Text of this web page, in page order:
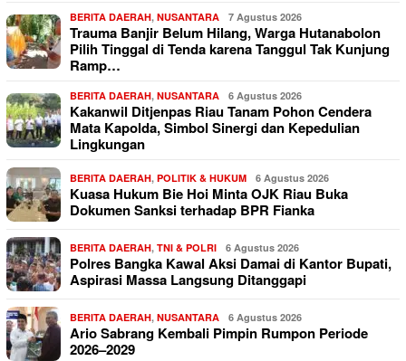
BERITA DAERAH, NUSANTARA 7 Agustus 2026
Trauma Banjir Belum Hilang, Warga Hutanabolon
Pilih Tinggal di Tenda karena Tanggul Tak Kunjung
Ramp…
BERITA DAERAH, NUSANTARA 6 Agustus 2026
Kakanwil Ditjenpas Riau Tanam Pohon Cendera
Mata Kapolda, Simbol Sinergi dan Kepedulian
Lingkungan
BERITA DAERAH, POLITIK & HUKUM 6 Agustus 2026
Kuasa Hukum Bie Hoi Minta OJK Riau Buka
Dokumen Sanksi terhadap BPR Fianka
BERITA DAERAH, TNI & POLRI 6 Agustus 2026
Polres Bangka Kawal Aksi Damai di Kantor Bupati,
Aspirasi Massa Langsung Ditanggapi
BERITA DAERAH, NUSANTARA 6 Agustus 2026
Ario Sabrang Kembali Pimpin Rumpon Periode
2026–2029